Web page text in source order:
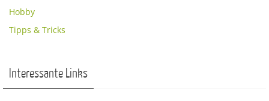
Hobby
Tipps & Tricks
Interessante Links